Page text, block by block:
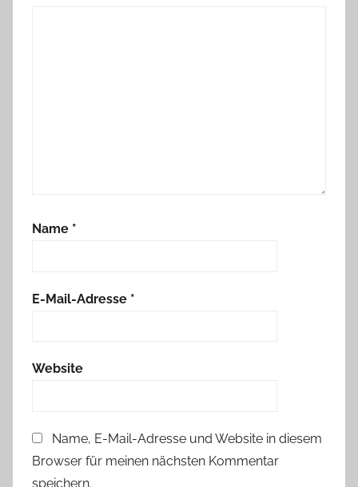
Name *
E-Mail-Adresse *
Website
Name, E-Mail-Adresse und Website in diesem
Browser für meinen nächsten Kommentar
speichern.